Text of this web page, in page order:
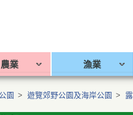
農業 漁業
園 > 遊覽郊野公園及海岸公園 >